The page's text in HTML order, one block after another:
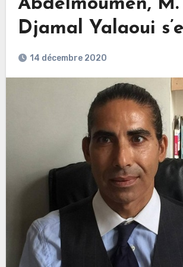
Abdelmoumen, M.
Djamal Yalaoui
14 décembre 2020